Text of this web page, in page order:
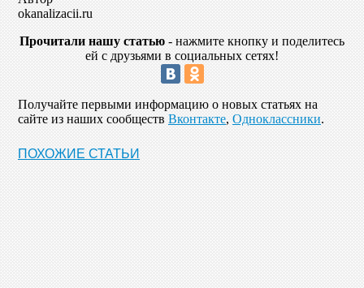
okanalizacii.ru
Прочитали нашу статью - нажмите кнопку и поделитесь
ей с друзьями в социальных сетях!
Получайте первыми информацию о новых статьях на
сайте из наших сообществ Вконтакте, Одноклассники.
ПОХОЖИЕ СТАТЬИ